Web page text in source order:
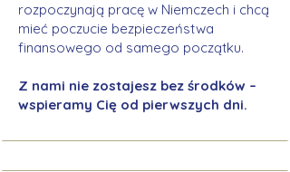
rozpoczynają pracę w Niemczech i chcą
mieć poczucie bezpieczeństwa
finansowego od samego początku.
Z nami nie zostajesz bez środków –
wspieramy Cię od pierwszych dni.